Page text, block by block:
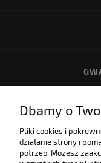
Internetowa
Dbamy o
Pliki cookies i
działanie strony i
potrzeb. Możesz